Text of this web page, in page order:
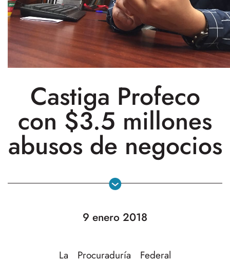
Castiga Profeco
con $3.5 millones
abusos de negocios
9 enero 2018
La Procuraduría Federal